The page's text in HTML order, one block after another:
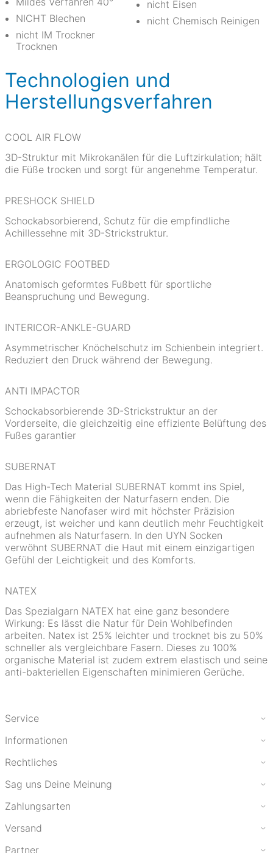
NICHT Blechen
nicht IM Trockner
Trocknen
nicht Eisen
nicht Chemisch Reinigen
Technologien und
Herstellungsverfahren
COOL AIR FLOW
3D-Struktur mit Mikrokanälen für die Luftzirkulation; hält
die Füße trocken und sorgt für angenehme Temperatur.
PRESHOCK SHIELD
Schockabsorbierend, Schutz für die empfindliche
Achillessehne mit 3D-Strickstruktur.
ERGOLOGIC FOOTBED
Anatomisch geformtes Fußbett für sportliche
Beanspruchung und Bewegung.
INTERICOR-ANKLE-GUARD
Asymmetrischer Knöchelschutz im Schienbein integriert.
Reduziert den Druck während der Bewegung.
ANTI IMPACTOR
Schockabsorbierende 3D-Strickstruktur an der
Vorderseite, die gleichzeitig eine effiziente Belüftung des
Fußes garantier
SUBERNAT
Das High-Tech Material SUBERNAT kommt ins Spiel,
wenn die Fähigkeiten der Naturfasern enden. Die
abriebfeste Nanofaser wird mit höchster Präzision
erzeugt, ist weicher und kann deutlich mehr Feuchtigkeit
aufnehmen als Naturfasern. In den UYN Socken
verwöhnt SUBERNAT die Haut mit einem einzigartigen
Gefühl der Leichtigkeit und des Komforts.
NATEX
Das Spezialgarn NATEX hat eine ganz besondere
Wirkung: Es lässt die Natur für Dein Wohlbefinden
arbeiten. Natex ist 25% leichter und trocknet bis zu 50%
schneller als vergleichbare Fasern. Dieses zu 100%
organische Material ist zudem extrem elastisch und seine
anti-bakteriellen Eigenschaften minimieren Gerüche.
Service
Informationen
Rechtliches
Sag uns Deine Meinung
Zahlungsarten
Versand
Partner